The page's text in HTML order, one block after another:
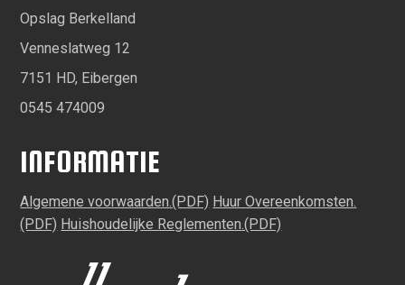
Opslag Berkelland
Venneslatweg 12
7151 HD, Eibergen
0545 474009
INFORMATIE
Algemene voorwaarden
Huur Overeenkomsten
Huishoudelijke Reglementen